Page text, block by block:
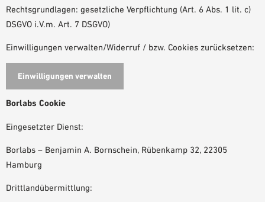
Rechtsgrundlagen: gesetzliche Verpflichtung (Art. 6 Abs. 1 lit. c)
DSGVO i.V.m. Art. 7 DSGVO)
Einwilligungen verwalten/Widerruf / bzw. Cookies zurücksetzen:
Einwilligungen verwalten
Borlabs Cookie
Eingesetzter Dienst:
Borlabs – Benjamin A. Bornschein, Rübenkamp 32, 22305
Hamburg
Drittlandübermittlung: